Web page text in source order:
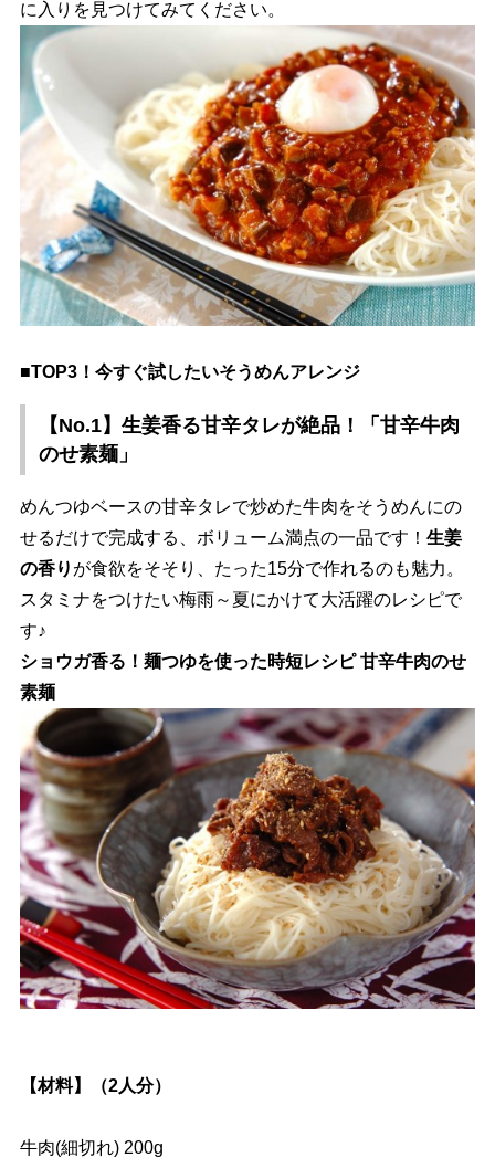
に入りを見つけてみてください。
■TOP3！今すぐ試したいそうめんアレンジ
【No.1】生姜香る甘辛タレが絶品！「甘辛牛肉
のせ素麺」
めんつゆベースの甘辛タレで炒めた牛肉をそうめんにの
せるだけで完成する、ボリューム満点の一品です！ 生姜
の香り が食欲をそそり、たった15分で作れるのも魅力。
スタミナをつけたい梅雨～夏にかけて大活躍のレシピで
す♪
ショウガ香る！麺つゆを使った時短レシピ 甘辛牛肉のせ
素麺
【材料】（2人分）
牛肉(細切れ) 200g